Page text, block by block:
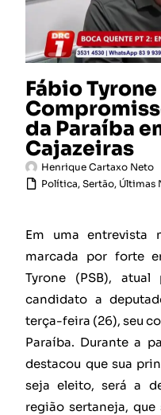
Fábio
da Paraíba
Cajazeiras
Henrique Cartaxo Neto
Política,Sertão, Últimas
Em uma entrevista
marcada por forte
Tyrone (PSB),
candidato a
terça-feira (26), seu
Paraíba. Durante a
destacou que sua
seja eleito, será a
região sertaneja, que